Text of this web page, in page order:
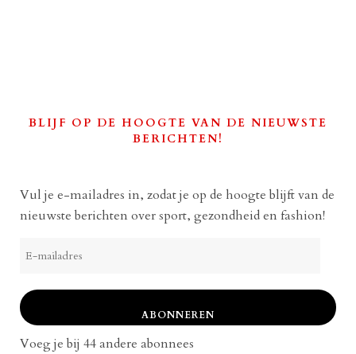
BLIJF OP DE HOOGTE VAN DE NIEUWSTE
BERICHTEN!
Vul je e-mailadres in, zodat je op de hoogte blijft van de
nieuwste berichten over sport, gezondheid en fashion!
mailadres
ABONNEREN
Voeg je bij 44 andere abonnees